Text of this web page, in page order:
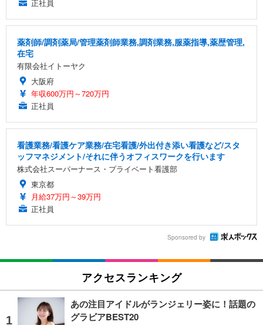
正社員
薬剤師/調剤薬局/管理薬剤師業務,調剤業務,服薬指導,薬歴管理,
在宅
有限会社イトーヤク
大阪府
年収600万円～720万円
正社員
看護業務/看護ケア業務/在宅看護/外出付き添い看護など/スタ
ッフマネジメント/それに伴うオフィスワークを行います
株式会社スーパーナース・プライベート看護部
東京都
月給37万円～39万円
正社員
Sponsored by
アクセスランキング
あの注目アイドルがランジェリー姿に！話題の
グラビアBEST20